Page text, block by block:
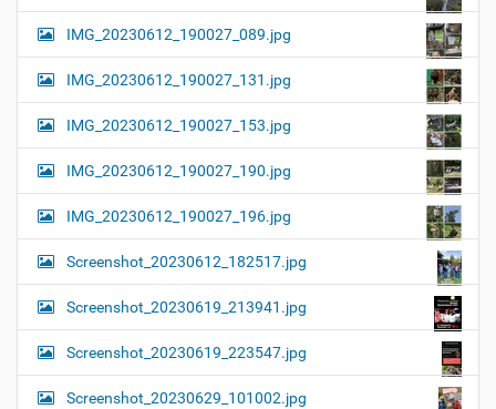
IMG_20230612_190027_089.jpg
IMG_20230612_190027_131.jpg
IMG_20230612_190027_153.jpg
IMG_20230612_190027_190.jpg
IMG_20230612_190027_196.jpg
Screenshot_20230612_182517.jpg
Screenshot_20230619_213941.jpg
Screenshot_20230619_223547.jpg
Screenshot_20230629_101002.jpg